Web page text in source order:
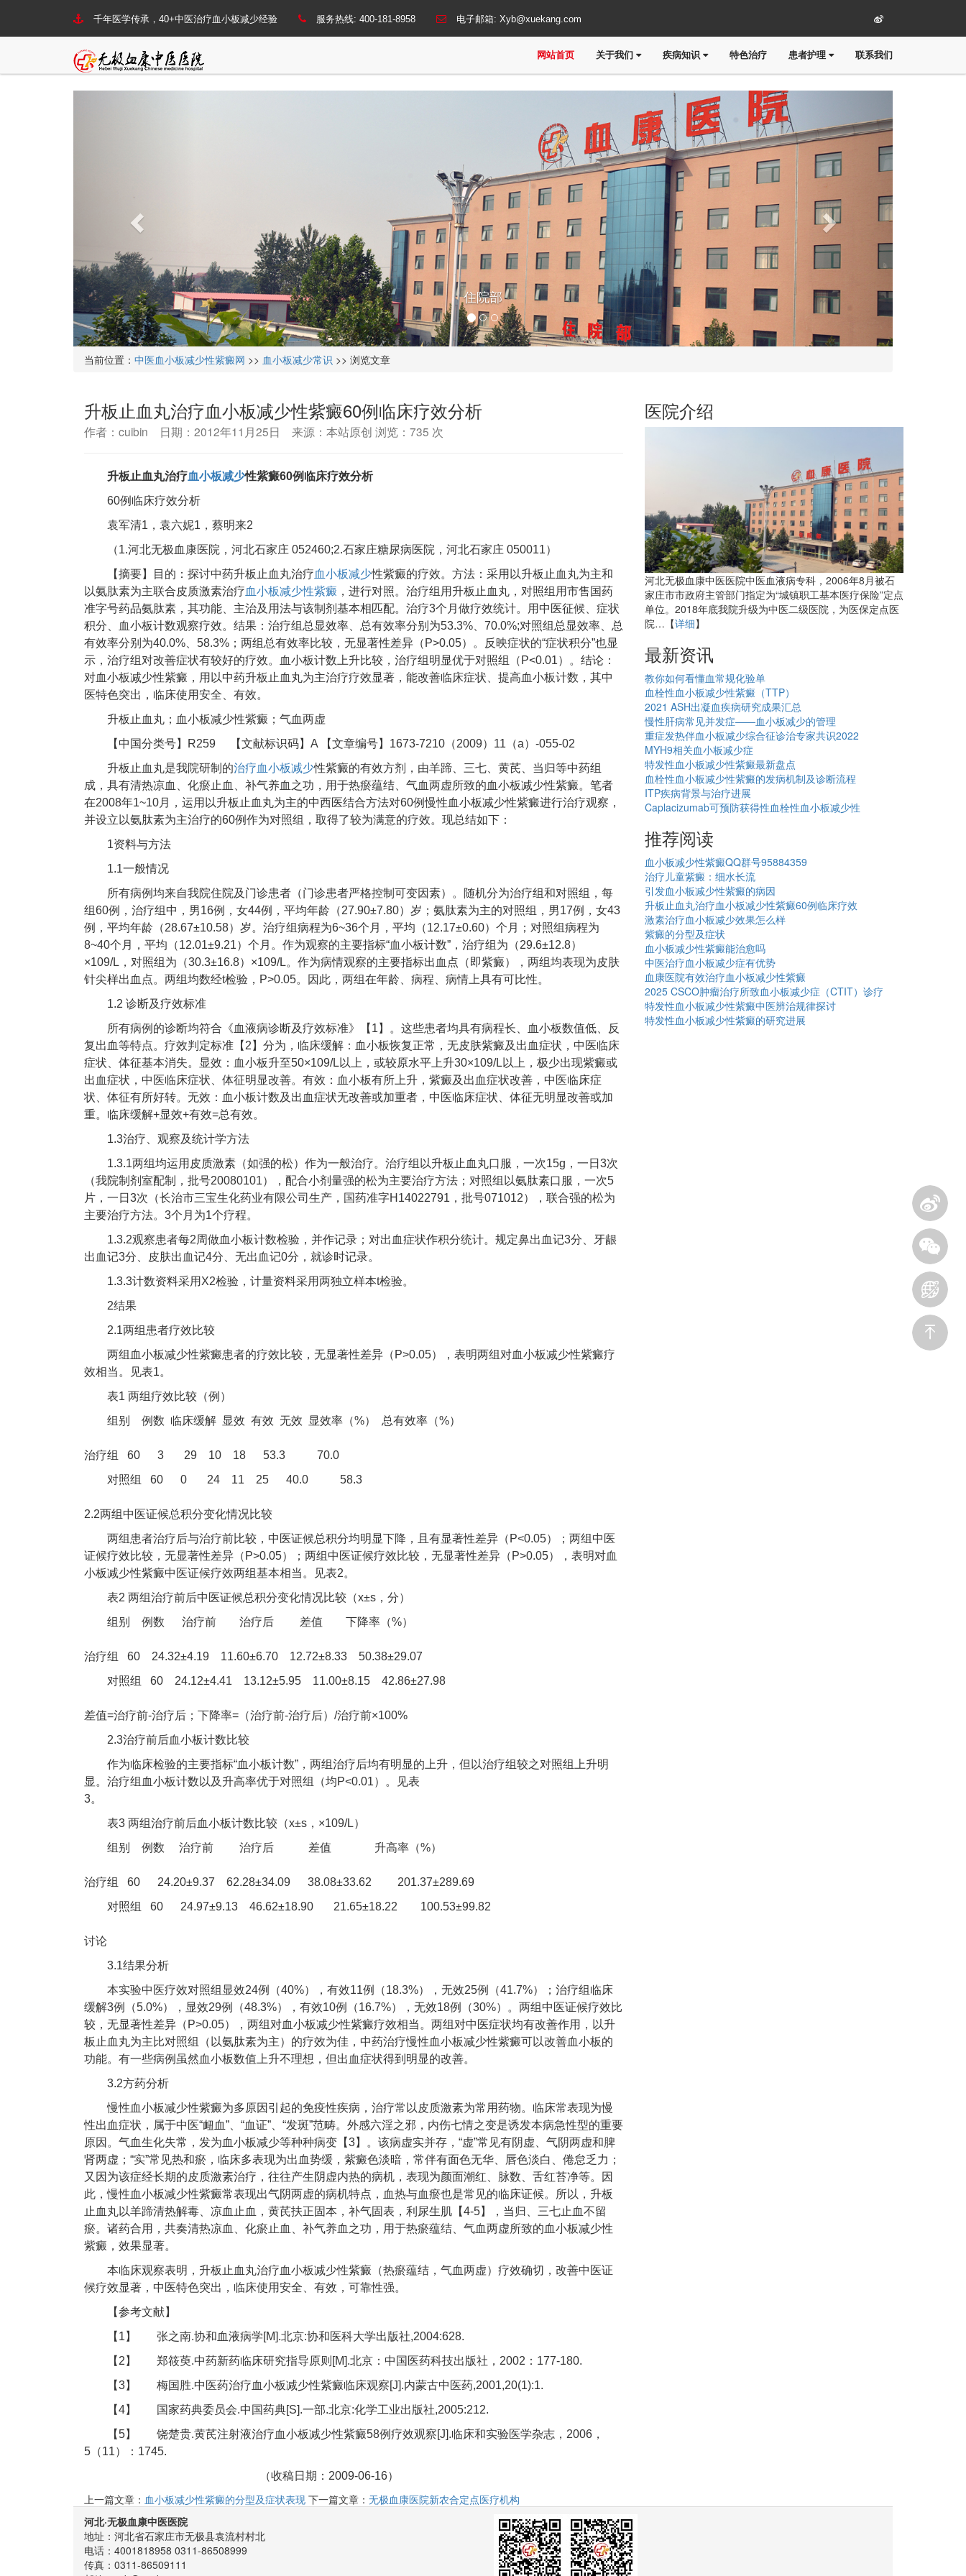
千年医学传承，40+中医治疗血小板减少经验 服务热线: 400-181-8958 电子邮箱: Xyb@xuekang.com
网站首页 关于我们 疾病知识 特色治疗 患者护理 联系我们
住院部
当前位置： 中医血小板减少性紫癜网 >> 血小板减少常识 >> 浏览文章
升板止血丸治疗血小板减少性紫癜60例临床疗效分析
作者：cuibin 日期：2012年11月25日 来源：本站原创 浏览： 735 次
升板止血丸治疗血小板减少性紫癜60例临床疗效分析
60例临床疗效分析
袁军清1，袁六妮1，蔡明来2
（1.河北无极血康医院，河北石家庄 052460;2.石家庄糖尿病医院，河北石家庄 050011）
【摘要】目的：探讨中药升板止血丸治疗血小板减少性紫癜的疗效。方法：采用以升板止血丸为主和
以氨肽素为主联合皮质激素治疗血小板减少性紫癜 ，进行对照。治疗组用升板止血丸，对照组用市售国药
准字号药品氨肽素，其功能、主治及用法与该制剂基本相匹配。治疗3个月做疗效统计。用中医征候、症状
积分、血小板计数观察疗效。结果：治疗组总显效率、总有效率分别为53.3%、70.0%;对照组总显效率、总
有效率分别为40.0%、58.3%；两组总有效率比较，无显著性差异（P>0.05）。反映症状的“症状积分”也显
示，治疗组对改善症状有较好的疗效。血小板计数上升比较，治疗组明显优于对照组（P<0.01）。结论：
对血小板减少性紫癜，用以中药升板止血丸为主治疗疗效显著，能改善临床症状、提高血小板计数，其中
医特色突出，临床使用安全、有效。
升板止血丸；血小板减少性紫癜；气血两虚
【中国分类号】R259 【文献标识码】A 【文章编号】1673-7210（2009）11（a）-055-02
升板止血丸是我院研制的治疗血小板减少性紫癜的有效方剂，由羊蹄、三七、黄芪、当归等中药组
成，具有清热凉血、化瘀止血、补气养血之功，用于热瘀蕴结、气血两虚所致的血小板减少性紫癜。笔者
在2008年1~10月，运用以升板止血丸为主的中西医结合方法对60例慢性血小板减少性紫癜进行治疗观察，
并设立以氨肽素为主治疗的60例作为对照组，取得了较为满意的疗效。现总结如下：
1资料与方法
1.1一般情况
所有病例均来自我院住院及门诊患者（门诊患者严格控制可变因素）。随机分为治疗组和对照组，每
组60例，治疗组中，男16例，女44例，平均年龄（27.90±7.80）岁；氨肽素为主的对照组，男17例，女43
例，平均年龄（28.67±10.58）岁。治疗组病程为6~36个月，平均（12.17±0.60）个月；对照组病程为
8~40个月，平均（12.01±9.21）个月。作为观察的主要指标“血小板计数”，治疗组为（29.6±12.8）
×109/L，对照组为（30.3±16.8）×109/L。作为病情观察的主要指标出血点（即紫癜），两组均表现为皮肤
针尖样出血点。两组均数经t检验，P>0.05。因此，两组在年龄、病程、病情上具有可比性。
1.2 诊断及疗效标准
所有病例的诊断均符合《血液病诊断及疗效标准》【1】。这些患者均具有病程长、血小板数值低、反
复出血等特点。疗效判定标准【2】分为，临床缓解：血小板恢复正常，无皮肤紫癜及出血症状，中医临床
症状、体征基本消失。显效：血小板升至50×109/L以上，或较原水平上升30×109/L以上，极少出现紫癜或
出血症状，中医临床症状、体征明显改善。有效：血小板有所上升，紫癜及出血症状改善，中医临床症
状、体征有所好转。无效：血小板计数及出血症状无改善或加重者，中医临床症状、体征无明显改善或加
重。临床缓解+显效+有效=总有效。
1.3治疗、观察及统计学方法
1.3.1两组均运用皮质激素（如强的松）作为一般治疗。治疗组以升板止血丸口服，一次15g，一日3次
（我院制剂室配制，批号20080101），配合小剂量强的松为主要治疗方法；对照组以氨肽素口服，一次5
片，一日3次（长治市三宝生化药业有限公司生产，国药准字H14022791，批号071012），联合强的松为
主要治疗方法。3个月为1个疗程。
1.3.2观察患者每2周做血小板计数检验，并作记录；对出血症状作积分统计。规定鼻出血记3分、牙龈
出血记3分、皮肤出血记4分、无出血记0分，就诊时记录。
1.3.3计数资料采用X2检验，计量资料采用两独立样本t检验。
2结果
2.1两组患者疗效比较
两组血小板减少性紫癜患者的疗效比较，无显著性差异（P>0.05），表明两组对血小板减少性紫癜疗
效相当。见表1。
表1 两组疗效比较（例）
组别 例数 临床缓解 显效 有效 无效 显效率（%） 总有效率（%）
治疗组 60 3 29 10 18 53.3 70.0
对照组 60 0 24 11 25 40.0 58.3
2.2两组中医证候总积分变化情况比较
两组患者治疗后与治疗前比较，中医证候总积分均明显下降，且有显著性差异（P<0.05）；两组中医
证候疗效比较，无显著性差异（P>0.05）；两组中医证候疗效比较，无显著性差异（P>0.05），表明对血
小板减少性紫癜中医证候疗效两组基本相当。见表2。
表2 两组治疗前后中医证候总积分变化情况比较（x±s，分）
组别 例数 治疗前 治疗后 差值 下降率（%）
治疗组 60 24.32±4.19 11.60±6.70 12.72±8.33 50.38±29.07
对照组 60 24.12±4.41 13.12±5.95 11.00±8.15 42.86±27.98
差值=治疗前-治疗后；下降率=（治疗前-治疗后）/治疗前×100%
2.3治疗前后血小板计数比较
作为临床检验的主要指标“血小板计数”，两组治疗后均有明显的上升，但以治疗组较之对照组上升明
显。治疗组血小板计数以及升高率优于对照组（均P<0.01）。见表
3。
表3 两组治疗前后血小板计数比较（x±s，×109/L）
组别 例数 治疗前 治疗后 差值 升高率（%）
治疗组 60 24.20±9.37 62.28±34.09 38.08±33.62 201.37±289.69
对照组 60 24.97±9.13 46.62±18.90 21.65±18.22 100.53±99.82
讨论
3.1结果分析
本实验中医疗效对照组显效24例（40%），有效11例（18.3%），无效25例（41.7%）；治疗组临床
缓解3例（5.0%），显效29例（48.3%），有效10例（16.7%），无效18例（30%）。两组中医证候疗效比
较，无显著性差异（P>0.05），两组对血小板减少性紫癜疗效相当。两组对中医症状均有改善作用，以升
板止血丸为主比对照组（以氨肽素为主）的疗效为佳，中药治疗慢性血小板减少性紫癜可以改善血小板的
功能。有一些病例虽然血小板数值上升不理想，但出血症状得到明显的改善。
3.2方药分析
慢性血小板减少性紫癜为多原因引起的免疫性疾病，治疗常以皮质激素为常用药物。临床常表现为慢
性出血症状，属于中医“衄血”、“血证”、“发斑”范畴。外感六淫之邪，内伤七情之变是诱发本病急性型的重要
原因。气血生化失常，发为血小板减少等种种病变【3】。该病虚实并存，“虚”常见有阴虚、气阴两虚和脾
肾两虚；“实”常见热和瘀，临床多表现为出血势缓，紫癜色淡暗，常伴有面色无华、唇色淡白、倦怠乏力；
又因为该症经长期的皮质激素治疗，往往产生阴虚内热的病机，表现为颜面潮红、脉数、舌红苔净等。因
此，慢性血小板减少性紫癜常表现出气阴两虚的病机特点，血热与血瘀也是常见的临床证候。所以，升板
止血丸以羊蹄清热解毒、凉血止血，黄芪扶正固本，补气固表，利尿生肌【4-5】，当归、三七止血不留
瘀。诸药合用，共奏清热凉血、化瘀止血、补气养血之功，用于热瘀蕴结、气血两虚所致的血小板减少性
紫癜，效果显著。
本临床观察表明，升板止血丸治疗血小板减少性紫癜（热瘀蕴结，气血两虚）疗效确切，改善中医证
候疗效显著，中医特色突出，临床使用安全、有效，可靠性强。
【参考文献】
【1】 张之南.协和血液病学[M].北京:协和医科大学出版社,2004:628.
【2】 郑筱萸.中药新药临床研究指导原则[M].北京：中国医药科技出版社，2002：177-180.
【3】 梅国胜.中医药治疗血小板减少性紫癜临床观察[J].内蒙古中医药,2001,20(1):1.
【4】 国家药典委员会.中国药典[S].一部.北京:化学工业出版社,2005:212.
【5】 饶楚贵.黄芪注射液治疗血小板减少性紫癜58例疗效观察[J].临床和实验医学杂志，2006，
5（11）：1745.
（收稿日期：2009-06-16）
上一篇文章： 血小板减少性紫癜的分型及症状表现 下一篇文章： 无极血康医院新农合定点医疗机构
医院介绍
河北无极血康中医医院中医血液病专科，2006年8月被石
家庄市市政府主管部门指定为“城镇职工基本医疗保险”定点
单位。2018年底我院升级为中医二级医院，为医保定点医
院…【详细】
最新资讯
教你如何看懂血常规化验单
血栓性血小板减少性紫癜（TTP）
2021 ASH出凝血疾病研究成果汇总
慢性肝病常见并发症——血小板减少的管理
重症发热伴血小板减少综合征诊治专家共识2022
MYH9相关血小板减少症
特发性血小板减少性紫癜最新盘点
血栓性血小板减少性紫癜的发病机制及诊断流程
ITP疾病背景与治疗进展
Caplacizumab可预防获得性血栓性血小板减少性
推荐阅读
血小板减少性紫癜QQ群号95884359
治疗儿童紫癜：细水长流
引发血小板减少性紫癜的病因
升板止血丸治疗血小板减少性紫癜60例临床疗效
激素治疗血小板减少效果怎么样
紫癜的分型及症状
血小板减少性紫癜能治愈吗
中医治疗血小板减少症有优势
血康医院有效治疗血小板减少性紫癜
2025 CSCO肿瘤治疗所致血小板减少症（CTIT）诊疗
特发性血小板减少性紫癜中医辨治规律探讨
特发性血小板减少性紫癜的研究进展
河北·无极血康中医医院
地址：河北省石家庄市无极县袁流村村北
电话：4001818958 0311-86508999
传真：0311-86509111